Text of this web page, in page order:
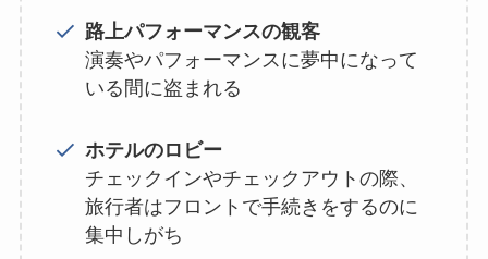
路上パフォーマンスの観客
演奏やパフォーマンスに夢中になって
いる間に盗まれる
ホテルのロビー
チェックインやチェックアウトの際、
旅行者はフロントで手続きをするのに
集中しがち